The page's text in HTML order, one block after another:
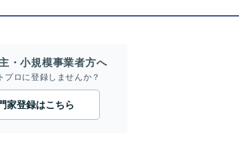
・小規模事業者方へ
プロに登録しませんか？
家登録はこちら